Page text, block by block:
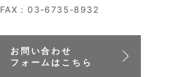
FAX : 03-6735-8932
お問い合わせ
フォームはこちら